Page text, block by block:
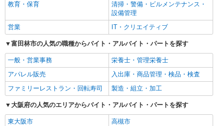
教育・保育
清掃・警備・ビルメンテナンス・
設備管理
営業
IT・クリエイティブ
富田林市の人気の職種からバイト・アルバイト・パートを探す
一般・営業事務
栄養士・管理栄養士
アパレル販売
入出庫・商品管理・検品・検査
ファミリーレストラン・回転寿司
製造・組立・加工
大阪府の人気のエリアからバイト・アルバイト・パートを探す
東大阪市
高槻市